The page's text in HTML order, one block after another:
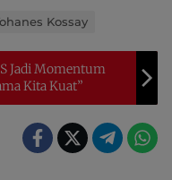
Kossay
Jadi Momentum
Kita Kuat”